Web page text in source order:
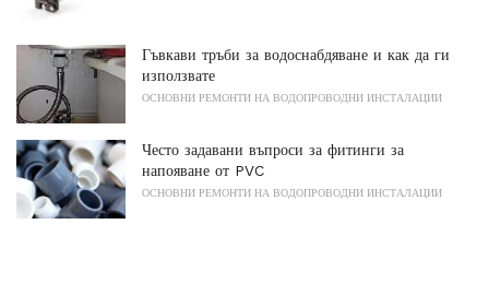
Гъвкави тръби за водоснабдяване и как да ги
използвате
ОСНОВНИ РЕМОНТИ НА ВОДОПРОВОДНИ ИНСТАЛАЦИИ
Често задавани въпроси за фитинги за
напояване от PVC
ОСНОВНИ РЕМОНТИ НА ВОДОПРОВОДНИ ИНСТАЛАЦИИ